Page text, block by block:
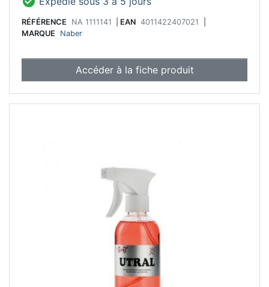
RÉFÉRENCE NA 1111141 EAN 4011422407021
MARQUE
Naber
Accéder à la fiche produit